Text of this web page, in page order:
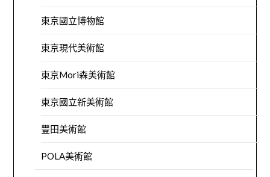
東京國立博物館
東京現代美術館
東京Mori森美術館
東京國立新美術館
豐田美術館
POLA美術館